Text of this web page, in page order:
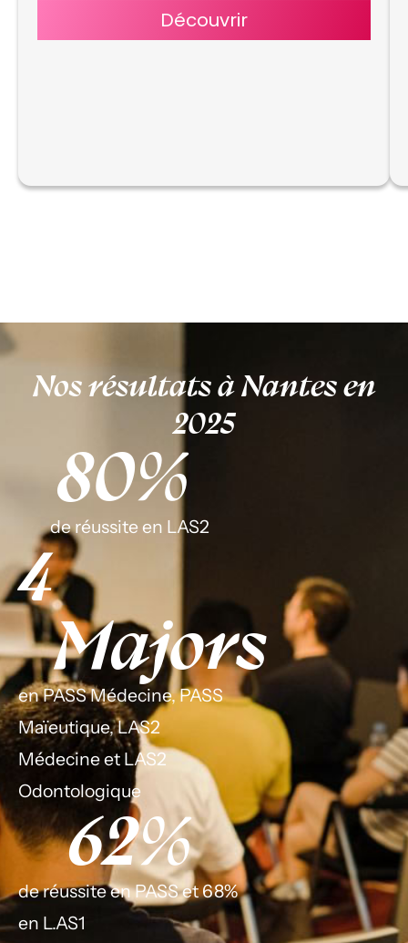
Découvrir
Nos résultats à Nantes en
2025
de réussite en LAS2
80%
en PASS Médecine, PASS
Maïeutique, LAS2
Médecine et LAS2
Odontologique
4
Majors
de réussite en PASS et 68%
en L.AS1
62%